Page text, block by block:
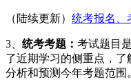
（陆续更新） 统考报名、
3、 统考考题： 考试题目
了近期学习的侧重点，
分析和预测今年考题范围